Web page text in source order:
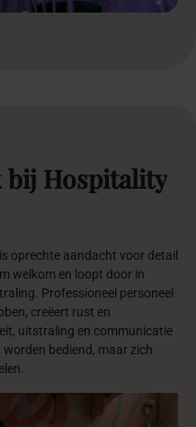
bij Hospitality
oprechte aandacht voor detail
welkom en loopt door in
Professioneel personeel
creëert rust en
uitstraling en communicatie
bediend, maar zich